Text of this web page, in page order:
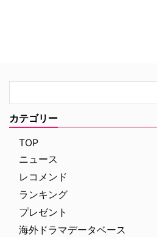
カテゴリー
TOP
ニュース
レコメンド
ランキング
プレゼント
海外ドラマデータベース